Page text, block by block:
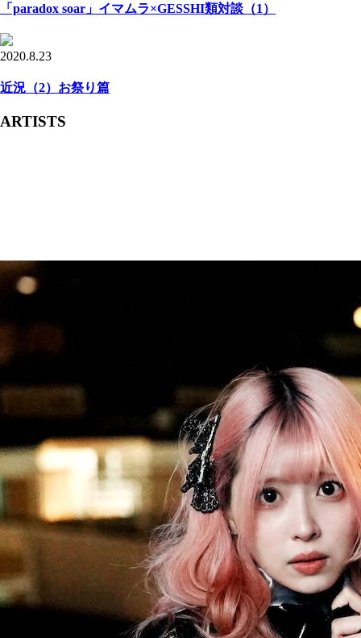
「paradox soar」イマムラ×GESSHI類対談（1）
2020.8.23
近況（2）お祭り篇
ARTISTS